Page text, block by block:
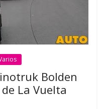
Bolden
La Vuelta